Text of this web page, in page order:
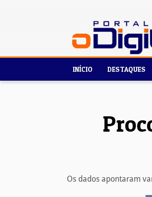
INÍCIO DESTAQUES
Os dados apontaram